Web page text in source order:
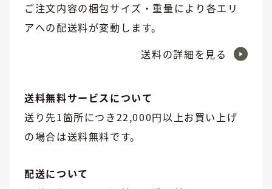
ご注文内容の梱包サイズ・重量により各エリ
アへの配送料が変動します。
送料の詳細を見る
送料無料サービスについて
送り先1箇所につき22,000円以上お買い上げ
の場合は送料無料です。
配送について